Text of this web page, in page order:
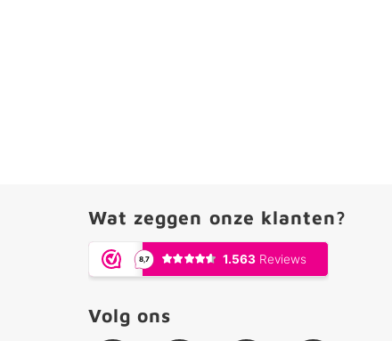
Wat zeggen onze klanten?
Volg ons